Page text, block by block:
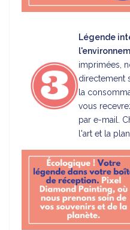
Légende
imprimées,
directement
la
vous
par e-mail.
l'art et la